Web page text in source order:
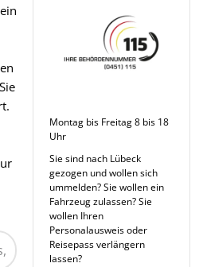
Montag bis Freitag 8 bis 18
Uhr
Sie sind nach Lübeck
gezogen und wollen sich
ummelden? Sie wollen ein
Fahrzeug zulassen? Sie
wollen Ihren
Personalausweis oder
Reisepass verlängern
lassen?